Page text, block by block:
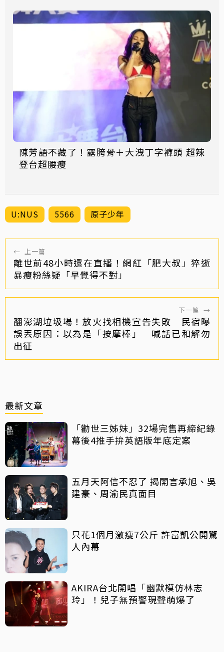
陳芳語不藏了！露胯骨＋大洩丁字褲頭 超辣
登台超腰瘦
U:NUS 5566 原子少年
← 上一篇
離世前48小時還在直播！網紅「肥大叔」猝逝
暴瘦粉絲疑「早覺得不對」
下一篇 →
翻澎湖垃圾場！放火找相機宣告失敗 民宿曝
誤丟原因：以為是「按摩棒」 喊話已和解勿
出征
最新文章
「勸世三姊妹」32場完售再締紀錄
幕後4推手拚英語版年底定案
五月天阿信不忍了 揭開言承旭、吳
建豪、周渝民真面目
只花1個月激瘦7公斤 許富凱公開驚
人內幕
AKIRA台北開唱「幽默模仿林志
玲」！兒子無預警現聲萌爆了